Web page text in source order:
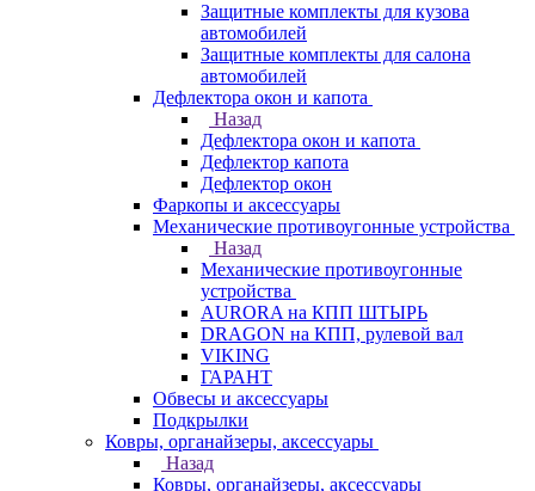
Защитные комплекты для кузова
автомобилей
Защитные комплекты для салона
автомобилей
Дефлектора окон и капота
Назад
Дефлектора окон и капота
Дефлектор капота
Дефлектор окон
Фаркопы и аксессуары
Механические противоугонные устройства
Назад
Механические противоугонные
устройства
AURORA на КПП ШТЫРЬ
DRAGON на КПП, рулевой вал
VIKING
ГАРАНТ
Обвесы и аксессуары
Подкрылки
Ковры, органайзеры, аксессуары
Назад
Ковры, органайзеры, аксессуары